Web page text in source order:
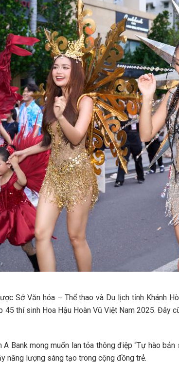
Sở Văn hóa – Thể thao và Du lịch tỉnh Khánh
45 thí sinh Hoa Hậu Hoàn Vũ Việt Nam 2025. Đây
A Bank mong muốn lan tỏa thông điệp “Tự hào
năng lượng sáng tạo trong cộng đồng trẻ.